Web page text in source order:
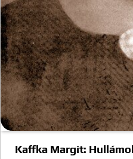
Kaffka Margit: